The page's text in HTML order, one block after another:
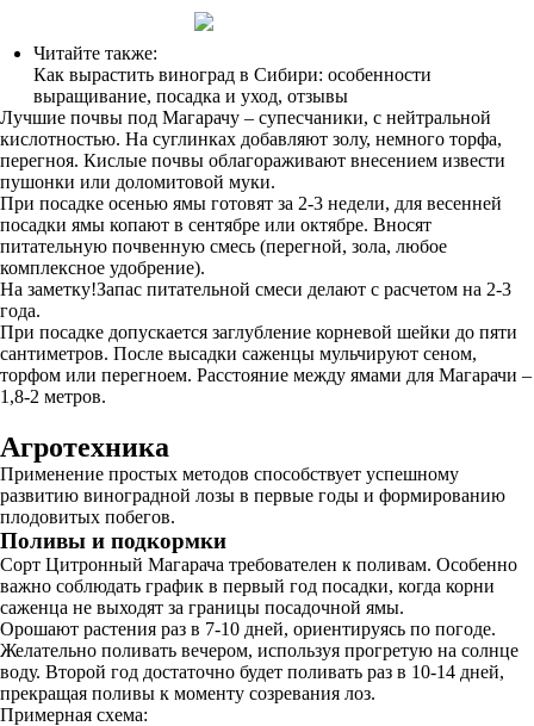
Читайте также:
Как вырастить виноград в Сибири: особенности
выращивание, посадка и уход, отзывы
Лучшие почвы под Магарачу – супесчаники, с нейтральной
кислотностью. На суглинках добавляют золу, немного торфа,
перегноя. Кислые почвы облагораживают внесением извести
пушонки или доломитовой муки.
При посадке осенью ямы готовят за 2-3 недели, для весенней
посадки ямы копают в сентябре или октябре. Вносят
питательную почвенную смесь (перегной, зола, любое
комплексное удобрение).
На заметку!Запас питательной смеси делают с расчетом на 2-3
года.
При посадке допускается заглубление корневой шейки до пяти
сантиметров. После высадки саженцы мульчируют сеном,
торфом или перегноем. Расстояние между ямами для Магарачи –
1,8-2 метров.
Агротехника
Применение простых методов способствует успешному
развитию виноградной лозы в первые годы и формированию
плодовитых побегов.
Поливы и подкормки
Сорт Цитронный Магарача требователен к поливам. Особенно
важно соблюдать график в первый год посадки, когда корни
саженца не выходят за границы посадочной ямы.
Орошают растения раз в 7-10 дней, ориентируясь по погоде.
Желательно поливать вечером, используя прогретую на солнце
воду. Второй год достаточно будет поливать раз в 10-14 дней,
прекращая поливы к моменту созревания лоз.
Примерная схема: